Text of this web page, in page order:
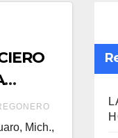
Mich.,